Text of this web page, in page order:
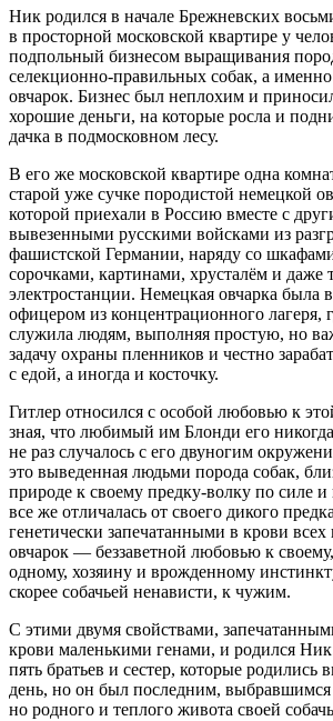
Ник родился в начале Брежневских
в просторной московской квартире у
подпольный бизнесом выращивания
селекционно-правильных собак, а
овчарок. Бизнес был неплохим и
хорошие деньги, на которые росла и
дачка в подмосковном лесу.
В его же московской квартире одна
старой уже сучке породистой немецкой
которой приехали в Россию вместе с
вывезенными русскими войсками из
фашистской Германии, наряду со
сорочками, картинами, хрусталём и даже
электростанции. Немецкая овчарка была
офицером из концентрационного лагеря,
служила людям, выполняя простую, но
задачу охраны пленников и честно
с едой, а иногда и косточку.
Гитлер относился с особой любовью к
зная, что любимый им Блонди его никогда
не раз случалось с его двуногим
это выведенная людьми порода собак,
природе к своему предку-волку по силе
все же отличалась от своего дикого
генетически запечатанными в крови
овчарок — беззаветной любовью к своему,
одному, хозяину и врожденному
скорее собачьей ненависти, к чужим.
С этими двумя свойствами,
крови маленькими генами, и родился
пять братьев и сестер, которые родились
день, но он был последним, выбравшимся
но родного и теплого живота своей